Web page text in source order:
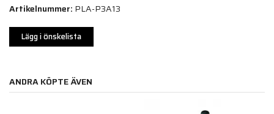
Artikelnummer: PLA-P3A13
Lägg i önskelista
ANDRA KÖPTE ÄVEN